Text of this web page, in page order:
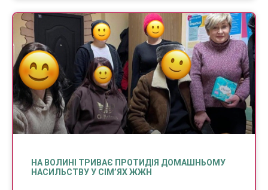
НА ВОЛИНІ ТРИВАЄ ПРОТИДІЯ ДОМАШНЬОМУ
НАСИЛЬСТВУ У СІМ’ЯХ ЖЖН